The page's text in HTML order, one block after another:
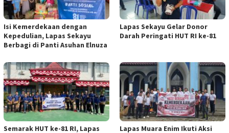
Isi Kemerdekaan dengan
Kepedulian, Lapas Sekayu
Berbagi di Panti Asuhan Elnuza
Lapas Sekayu Gelar Donor
Darah Peringati HUT RI ke-81
Semarak HUT ke-81 RI, Lapas
Lapas Muara Enim Ikuti Aksi